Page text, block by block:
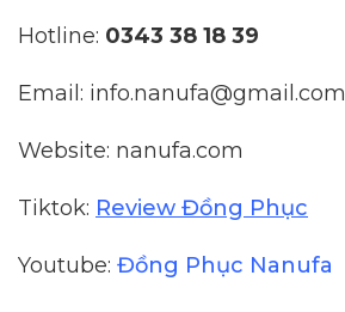
Hotline: 0343 38 18 39
Email: info.nanufa@gmail.com
Website: nanufa.com
Tiktok: Review Đồng Phục
Youtube: Đồng Phục Nanufa